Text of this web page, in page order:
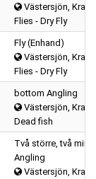
Västersjön,
Flies - Dry Fly
Fly (Enhand)
Västersjön,
Flies - Dry Fly
bottom Angling
Västersjön,
Dead fish
Två större, två
Angling
Västersjön,